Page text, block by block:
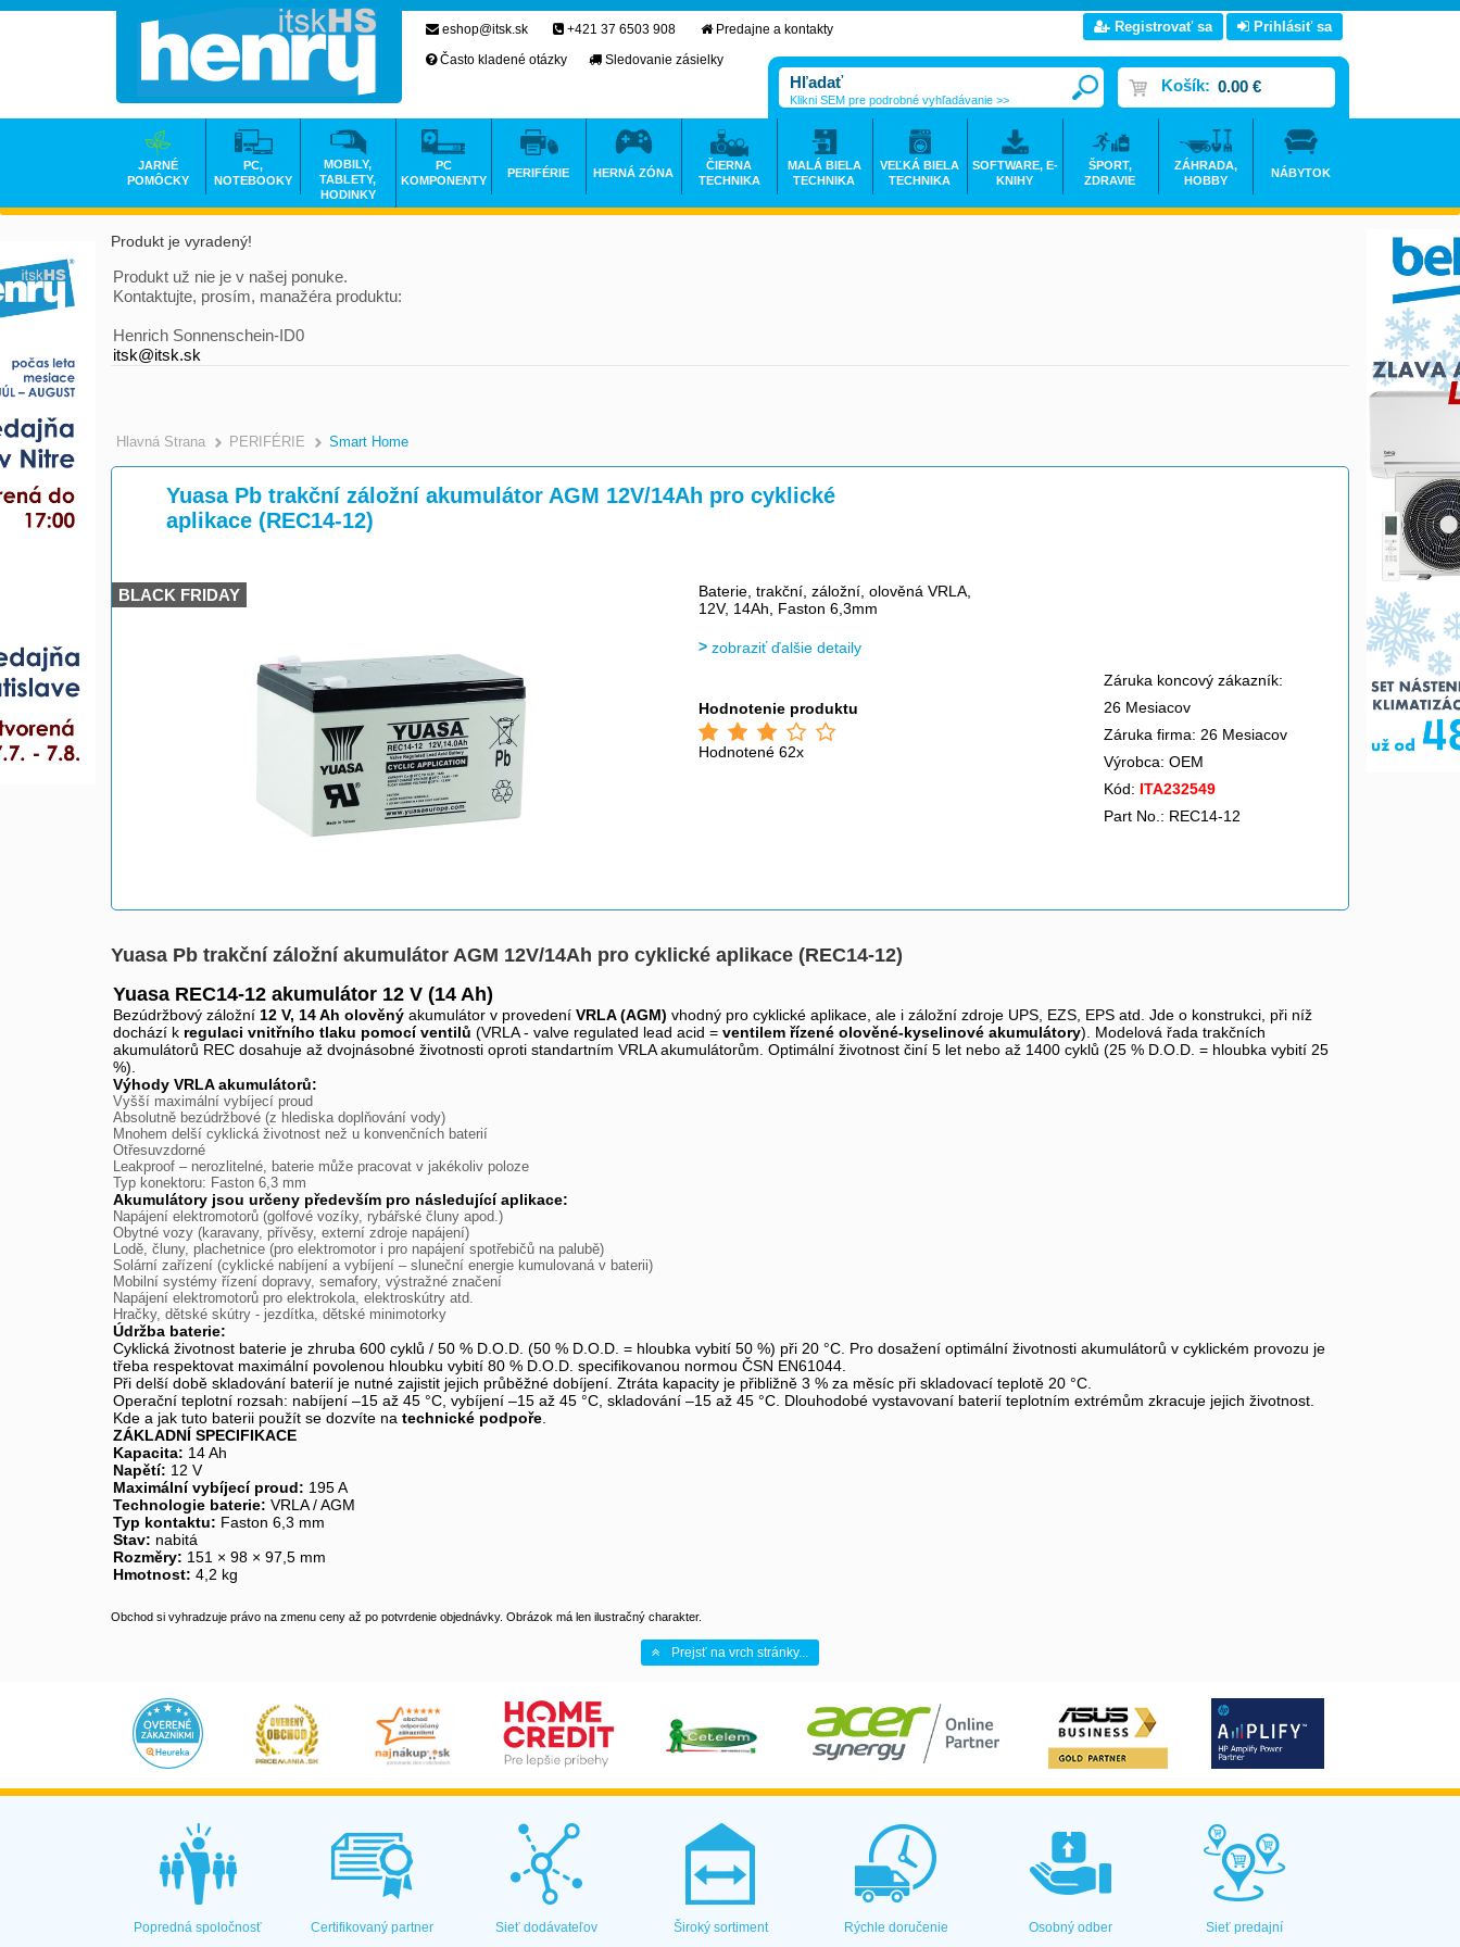
Produkt je vyradený!
Produkt už nie je v našej ponuke.
Kontaktujte, prosím, manažéra produktu:
Henrich Sonnenschein-ID0
itsk@itsk.sk
Hlavná Strana >
PERIFÉRIE >
Smart Home
Yuasa Pb trakční záložní akumulátor AGM 12V/14Ah pro cyklické
aplikace (REC14-12)
BLACK FRIDAY
Baterie, trakční, záložní, olověná VRLA,
12V, 14Ah, Faston 6,3mm
zobraziť ďalšie detaily
Hodnotenie produktu
Hodnotené 62x
Záruka koncový zákazník:
26 Mesiacov
Záruka firma: 26 Mesiacov
Výrobca: OEM
Kód: ITA232549
Part No.: REC14-12
Yuasa Pb trakční záložní akumulátor AGM 12V/14Ah pro cyklické aplikace (REC14-12)
Yuasa REC14-12 akumulátor 12 V (14 Ah)
Bezúdržbový záložní 12 V, 14 Ah olověný akumulátor v provedení VRLA (AGM) vhodný pro cyklické aplikace, ale i záložní zdroje UPS, EZS, EPS atd. Jde o konstrukci, při níž
dochází k regulaci vnitřního tlaku pomocí ventilů (VRLA - valve regulated lead acid = ventilem řízené olověné-kyselinové akumulátory). Modelová řada trakčních
akumulátorů REC dosahuje až dvojnásobné životnosti oproti standartním VRLA akumulátorům. Optimální životnost činí 5 let nebo až 1400 cyklů (25 % D.O.D. = hloubka vybití 25
%).
Výhody VRLA akumulátorů:
Vyšší maximální vybíjecí proud
Absolutně bezúdržbové (z hlediska doplňování vody)
Mnohem delší cyklická životnost než u konvenčních baterií
Otřesuvzdorné
Leakproof – nerozlitelné, baterie může pracovat v jakékoliv poloze
Typ konektoru: Faston 6,3 mm
Akumulátory jsou určeny především pro následující aplikace:
Napájení elektromotorů (golfové vozíky, rybářské čluny apod.)
Obytné vozy (karavany, přívěsy, externí zdroje napájení)
Lodě, čluny, plachetnice (pro elektromotor i pro napájení spotřebičů na palubě)
Solární zařízení (cyklické nabíjení a vybíjení – sluneční energie kumulovaná v baterii)
Mobilní systémy řízení dopravy, semafory, výstražné značení
Napájení elektromotorů pro elektrokola, elektroskútry atd.
Hračky, dětské skútry - jezdítka, dětské minimotorky
Údržba baterie:
Cyklická životnost baterie je zhruba 600 cyklů / 50 % D.O.D. (50 % D.O.D. = hloubka vybití 50 %) při 20 °C. Pro dosažení optimální životnosti akumulátorů v cyklickém provozu je
třeba respektovat maximální povolenou hloubku vybití 80 % D.O.D. specifikovanou normou ČSN EN61044.
Při delší době skladování baterií je nutné zajistit jejich průběžné dobíjení. Ztráta kapacity je přibližně 3 % za měsíc při skladovací teplotě 20 °C.
Operační teplotní rozsah: nabíjení –15 až 45 °C, vybíjení –15 až 45 °C, skladování –15 až 45 °C. Dlouhodobé vystavovaní baterií teplotním extrémům zkracuje jejich životnost.
Kde a jak tuto baterii použít se dozvíte na technické podpoře
ZÁKLADNÍ SPECIFIKACE
Kapacita: 14 Ah
Napětí: 12 V
Maximální vybíjecí proud: 195 A
Technologie baterie: VRLA / AGM
Typ kontaktu: Faston 6,3 mm
Stav: nabitá
Rozměry: 151 × 98 × 97,5 mm
Hmotnost: 4,2 kg
Obchod si vyhradzuje právo na zmenu ceny až po potvrdenie objednávky. Obrázok má len ilustračný charakter.
Prejsť na vrch stránky...
eshop@itsk.sk +421 37 6503 908
Predajne a kontakty
Často kladené otázky
Sledovanie zásielky
Registrovať sa Prihlásiť sa
Košík: 0.00 €
Klikni SEM pre podrobné vyhľadávanie >>
JARNÉ
POMÔCKY
PC,
NOTEBOOKY
MOBILY,
TABLETY,
HODINKY
PC
KOMPONENTY
PERIFÉRIE HERNÁ ZÓNA
ČIERNA
TECHNIKA
MALÁ BIELA
TECHNIKA
VEĽKÁ BIELA
TECHNIKA
SOFTWARE, E-
KNIHY
ŠPORT,
ZDRAVIE
ZÁHRADA,
HOBBY
NÁBYTOK
Popredná spoločnosť Certifikovaný partner Sieť dodávateľov Široký sortiment Rýchle doručenie Osobný odber Sieť predajní